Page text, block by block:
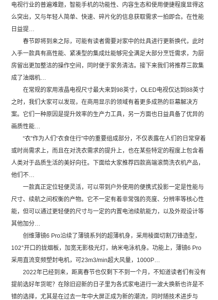
电视行业的普遍难题，智能手机的功能性、内容生态和使用便捷程度显得这
么突出，又与年轻人简单、快速、碎片化的信息获取需求一拍即合。在性能
日益提…
春节即将到来之际，可能有读者需要对家中的灶具进行更新换代，此时
入手一款具有高性能、紧凑型的集成灶能够完全满足大部分烹饪需求，为厨
房留出更加整洁的操作空间，同时便于家务清洁。接下来我们将推荐三款集
成了油烟机…
在常规的家用液晶电视尺寸最大来到98英寸，OLED电视仅达到88英寸
之时，我们大家可以发现，在商用显示的领域有着更多成熟的巨幕解决方
案。它们一种原因是提升效率的生产力工具，另一方面也日益具备了优异的
画质性能…
“衣”作为人们“衣食住行”中的重要组成部分，不仅表露在人们的日常穿着
或时尚需求上，而且在对洗衣需求的提升上，也在某些特定的程度上包含着
人类对于品质生活的美好向往。下面给大家推荐四款高端滚筒洗衣机产品，
他们不…
一款真正定位轻便灵活，可以带到户外使用的便携式投影一定是性能与
尺寸、续航之间权衡的产物。它不一定有着非常强的亮度、分辨率等核心性
能，但可以通过更轻便的尺寸与一定的内置电池续航能力，以及外观设计等
其他加分…
创维薄镜6 Pro沿续了薄镜系列的超薄机身，采用棱面切割刀锋造型，
102°开口的拢烟板，加宽无影极光灯，纳米电泳机身。功能上，薄镜6 Pro
采用直流变频塑封电机，可23m3/min超大风量，1000P…
2022年已经到来，距离春节也仅剩下不到一个月，不知道读者们有没有
提前选好年货呢？在除旧迎新的日子里为各式家电进行一波大换新也许是不
错的选择，尤其是在过去一年中大屏正成为新的潮流，同时随技术进步与